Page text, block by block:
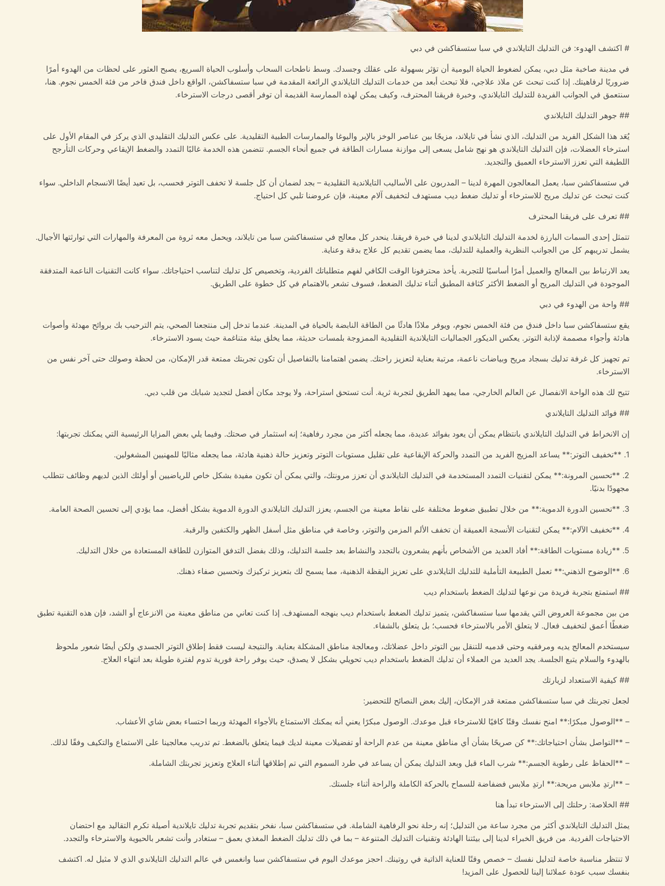
# اكتشف الهدوء: فن التدليك التايلاندي في سبا ستسفاكشن في دبي
في مدينة صاخبة مثل دبي، يمكن لضغوط الحياة اليومية أن تؤثر بسهولة على عقلك وجسدك. وسط ناطحات السحاب وأسلوب الحياة السريع، يصبح العثور على لحظات من الهدوء أمرًا
ضروريًا لرفاهيتك. إذا كنت تبحث عن ملاذ علاجي، فلا تبحث أبعد من خدمات التدليك التايلاندي الرائعة المقدمة في سبا ستسفاكشن، الواقع داخل فندق فاخر من فئة الخمس نجوم. هنا،
سنتعمق في الجوانب الفريدة للتدليك التايلاندي، وخبرة فريقنا المحترف، وكيف يمكن لهذه الممارسة القديمة أن توفر أقصى درجات الاسترخاء.
## جوهر التدليك التايلاندي
يُعَد هذا الشكل الفريد من التدليك، الذي نشأ في تايلاند، مزيجًا بين عناصر الوخز بالإبر واليوغا والممارسات الطبية التقليدية. على عكس التدليك التقليدي الذي يركز في المقام الأول على
استرخاء العضلات، فإن التدليك التايلاندي هو نهج شامل يسعى إلى موازنة مسارات الطاقة في جميع أنحاء الجسم. تتضمن هذه الخدمة غالبًا التمدد والضغط الإيقاعي وحركات التأرجح
اللطيفة التي تعزز الاسترخاء العميق والتجديد.
في ستسفاكشن سبا، يعمل المعالجون المهرة لدينا – المدربون على الأساليب التايلاندية التقليدية – بجد لضمان أن كل جلسة لا تخفف التوتر فحسب، بل تعيد أيضًا الانسجام الداخلي. سواء
كنت تبحث عن تدليك مريح للاسترخاء أو تدليك ضغط ديب مستهدف لتخفيف آلام معينة، فإن عروضنا تلبي كل احتياج.
## تعرف على فريقنا المحترف
تتمثل إحدى السمات البارزة لخدمة التدليك التايلاندي لدينا في خبرة فريقنا. ينحدر كل معالج في ستسفاكشن سبا من تايلاند، ويحمل معه ثروة من المعرفة والمهارات التي توارثتها الأجيال.
يشمل تدريبهم كل من الجوانب النظرية والعملية للتدليك، مما يضمن تقديم كل علاج بدقة وعناية.
يعد الارتباط بين المعالج والعميل أمرًا أساسيًا للتجربة. يأخذ محترفونا الوقت الكافي لفهم متطلباتك الفردية، وتخصيص كل تدليك لتناسب احتياجاتك. سواء كانت التقنيات الناعمة المتدفقة
الموجودة في التدليك المريح أو الضغط الأكثر كثافة المطبق أثناء تدليك الضغط، فسوف تشعر بالاهتمام في كل خطوة على الطريق.
## واحة من الهدوء في دبي
يقع ستسفاكشن سبا داخل فندق من فئة الخمس نجوم، ويوفر ملاذًا هادئًا من الطاقة النابضة بالحياة في المدينة. عندما تدخل إلى منتجعنا الصحي، يتم الترحيب بك بروائح مهدئة وأصوات
هادئة وأجواء مصممة لإذابة التوتر. يعكس الديكور الجماليات التايلاندية التقليدية الممزوجة بلمسات حديثة، مما يخلق بيئة متناغمة حيث يسود الاسترخاء.
تم تجهيز كل غرفة تدليك بسجاد مريح وبياضات ناعمة، مرتبة بعناية لتعزيز راحتك. يضمن اهتمامنا بالتفاصيل أن تكون تجربتك ممتعة قدر الإمكان، من لحظة وصولك حتى آخر نفس من
الاسترخاء.
تتيح لك هذه الواحة الانفصال عن العالم الخارجي، مما يمهد الطريق لتجربة ثرية. أنت تستحق استراحة، ولا يوجد مكان أفضل لتجديد شبابك من قلب دبي.
## فوائد التدليك التايلاندي
إن الانخراط في التدليك التايلاندي بانتظام يمكن أن يعود بفوائد عديدة، مما يجعله أكثر من مجرد رفاهية؛ إنه استثمار في صحتك. وفيما يلي بعض المزايا الرئيسية التي يمكنك تجربتها:
1. **تخفيف التوتر:** يساعد المزيج الفريد من التمدد والحركة الإيقاعية على تقليل مستويات التوتر وتعزيز حالة ذهنية هادئة، مما يجعله مثاليًا للمهنيين المشغولين.
2. **تحسين المرونة:** يمكن لتقنيات التمدد المستخدمة في التدليك التايلاندي أن تعزز مرونتك، والتي يمكن أن تكون مفيدة بشكل خاص للرياضيين أو أولئك الذين لديهم وظائف تتطلب
مجهودًا بدنيًا.
3. **تحسين الدورة الدموية:** من خلال تطبيق ضغوط مختلفة على نقاط معينة من الجسم، يعزز التدليك التايلاندي الدورة الدموية بشكل أفضل، مما يؤدي إلى تحسين الصحة العامة.
4. **تخفيف الآلام:** يمكن لتقنيات الأنسجة العميقة أن تخفف الألم المزمن والتوتر، وخاصة في مناطق مثل أسفل الظهر والكتفين والرقبة.
5. **زيادة مستويات الطاقة:** أفاد العديد من الأشخاص بأنهم يشعرون بالتجدد والنشاط بعد جلسة التدليك، وذلك بفضل التدفق المتوازن للطاقة المستعادة من خلال التدليك.
6. **الوضوح الذهني:** تعمل الطبيعة التأملية للتدليك التايلاندي على تعزيز اليقظة الذهنية، مما يسمح لك بتعزيز تركيزك وتحسين صفاء ذهنك.
## استمتع بتجربة فريدة من نوعها لتدليك الضغط باستخدام ديب
من بين مجموعة العروض التي يقدمها سبا ستسفاكشن، يتميز تدليك الضغط باستخدام ديب بنهجه المستهدف. إذا كنت تعاني من مناطق معينة من الانزعاج أو الشد، فإن هذه التقنية تطبق
ضغطًا أعمق لتخفيف فعال. لا يتعلق الأمر بالاسترخاء فحسب؛ بل يتعلق بالشفاء.
سيستخدم المعالج يديه ومرفقيه وحتى قدميه للتنقل بين التوتر داخل عضلاتك، ومعالجة مناطق المشكلة بعناية. والنتيجة ليست فقط إطلاق التوتر الجسدي ولكن أيضًا شعور ملحوظ
بالهدوء والسلام يتبع الجلسة. يجد العديد من العملاء أن تدليك الضغط باستخدام ديب تحويلي بشكل لا يصدق، حيث يوفر راحة فورية تدوم لفترة طويلة بعد انتهاء العلاج.
## كيفية الاستعداد لزيارتك
لجعل تجربتك في سبا ستسفاكشن ممتعة قدر الإمكان، إليك بعض النصائح للتحضير:
– **الوصول مبكرًا:** امنح نفسك وقتًا كافيًا للاسترخاء قبل موعدك. الوصول مبكرًا يعني أنه يمكنك الاستمتاع بالأجواء المهدئة وربما احتساء بعض شاي الأعشاب.
– **التواصل بشأن احتياجاتك:** كن صريحًا بشأن أي مناطق معينة من عدم الراحة أو تفضيلات معينة لديك فيما يتعلق بالضغط. تم تدريب معالجينا على الاستماع والتكيف وفقًا لذلك.
– **الحفاظ على رطوبة الجسم:** شرب الماء قبل وبعد التدليك يمكن أن يساعد في طرد السموم التي تم إطلاقها أثناء العلاج وتعزيز تجربتك الشاملة.
– **ارتدِ ملابس مريحة:** ارتدِ ملابس فضفاضة للسماح بالحركة الكاملة والراحة أثناء جلستك.
## الخلاصة: رحلتك إلى الاسترخاء تبدأ هنا
يمثل التدليك التايلاندي أكثر من مجرد ساعة من التدليل؛ إنه رحلة نحو الرفاهية الشاملة. في ستسفاكشن سبا، نفخر بتقديم تجربة تدليك تايلاندية أصيلة تكرم التقاليد مع احتضان
الاحتياجات الفردية. من فريق الخبراء لدينا إلى بيئتنا الهادئة وتقنيات التدليك المتنوعة – بما في ذلك تدليك الضغط المغذي بعمق – ستغادر وأنت تشعر بالحيوية والاسترخاء والتجدد.
لا تنتظر مناسبة خاصة لتدليل نفسك – خصص وقتًا للعناية الذاتية في روتينك. احجز موعدك اليوم في ستسفاكشن سبا وانغمس في عالم التدليك التايلاندي الذي لا مثيل له. اكتشف
بنفسك سبب عودة عملائنا إلينا للحصول على المزيد!